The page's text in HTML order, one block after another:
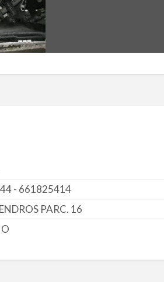
- 661825414
PARC. 16